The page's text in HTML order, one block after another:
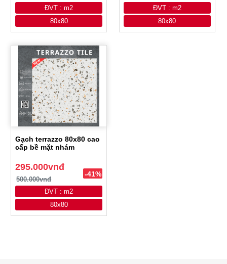
ĐVT : m2
80x80
ĐVT : m2
80x80
Gạch terrazzo 80x80 cao
cấp bề mặt nhám
295.000vnđ
500.000vnđ
-41%
ĐVT : m2
80x80